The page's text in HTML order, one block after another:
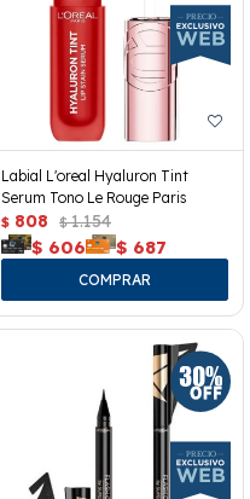
Labial L'oreal Hyaluron Tint
Serum Tono Le Rouge Paris
$ 808 $ 1.154
$ 606 $ 687